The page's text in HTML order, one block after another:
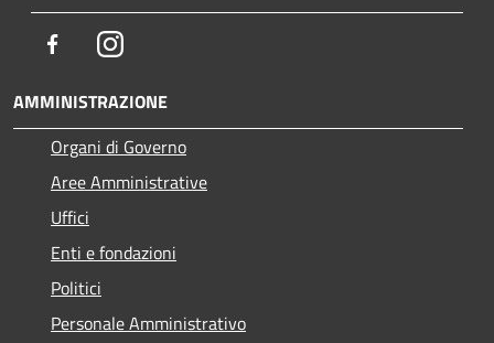
FacebookInstagram
AMMINISTRAZIONE
Organi di Governo
Aree Amministrative
Uffici
Enti e fondazioni
Politici
Personale Amministrativo